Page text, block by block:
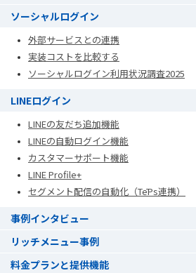
ソーシャルログイン
外部サービスとの連携
実装コストを比較する
ソーシャルログイン利用状況調査2025
LINEログイン
LINEの友だち追加機能
LINEの自動ログイン機能
カスタマーサポート機能
LINE Profile+
セグメント配信の自動化（TēPs連携）
事例インタビュー
リッチメニュー事例
料金プランと提供機能